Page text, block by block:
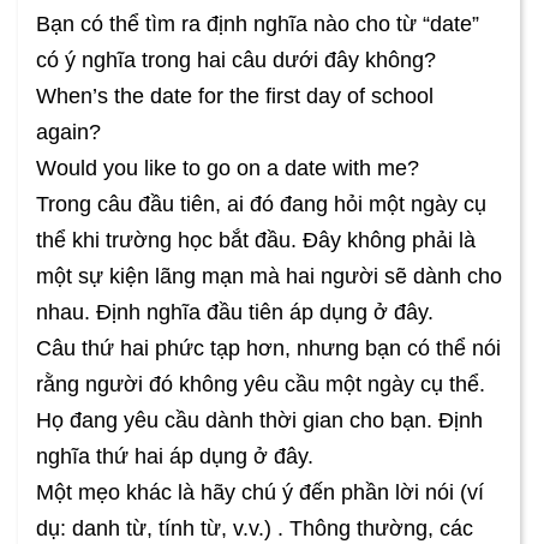
Bạn có thể tìm ra định nghĩa nào cho từ “date”
có ý nghĩa trong hai câu dưới đây không?
When’s the date for the first day of school
again?
Would you like to go on a date with me?
Trong câu đầu tiên, ai đó đang hỏi một ngày cụ
thể khi trường học bắt đầu. Đây không phải là
một sự kiện lãng mạn mà hai người sẽ dành cho
nhau. Định nghĩa đầu tiên áp dụng ở đây.
Câu thứ hai phức tạp hơn, nhưng bạn có thể nói
rằng người đó không yêu cầu một ngày cụ thể.
Họ đang yêu cầu dành thời gian cho bạn. Định
nghĩa thứ hai áp dụng ở đây.
Một mẹo khác là hãy chú ý đến phần lời nói (ví
dụ: danh từ, tính từ, v.v.) . Thông thường, các